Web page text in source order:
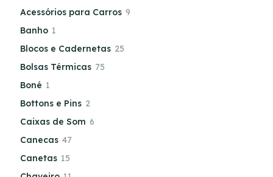
Acessórios para Carros 9
Banho 1
Blocos e Cadernetas 25
Bolsas Térmicas 75
Boné 1
Bottons e Pins 2
Caixas de Som 6
Canecas 47
Canetas 15